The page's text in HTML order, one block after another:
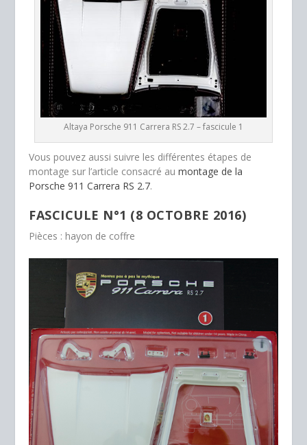
Altaya Porsche 911 Carrera RS 2.7 – fascicule 1
Vous pouvez aussi suivre les différentes étapes de
montage sur l’article consacré aumontage de la
Porsche 911 Carrera RS 2.7.
FASCICULE N°1 (8 OCTOBRE 2016)
Pièces : hayon de coffre